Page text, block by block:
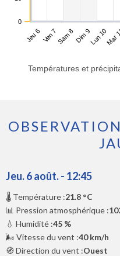
Jeu 6 Ven 7Sam 8Dim 9Lun 10Mar
0
Températures et
Jeu. 6 août. - 12:45
🌡️ Température :21.8 °C
📊 Pression atmosphérique :
💧 Humidité :45 %
🌬️ Vitesse du vent :40 km/h
🧭 Direction du vent :Ouest